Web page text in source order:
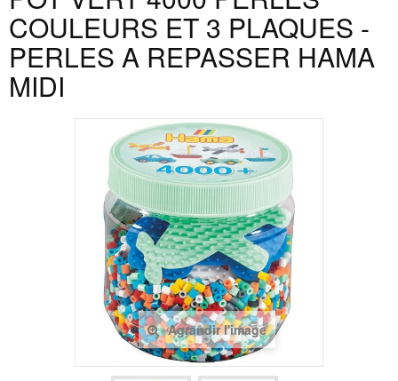
COULEURS ET 3 PLAQUES -
PERLES A REPASSER HAMA
MIDI
Agrandir l'image